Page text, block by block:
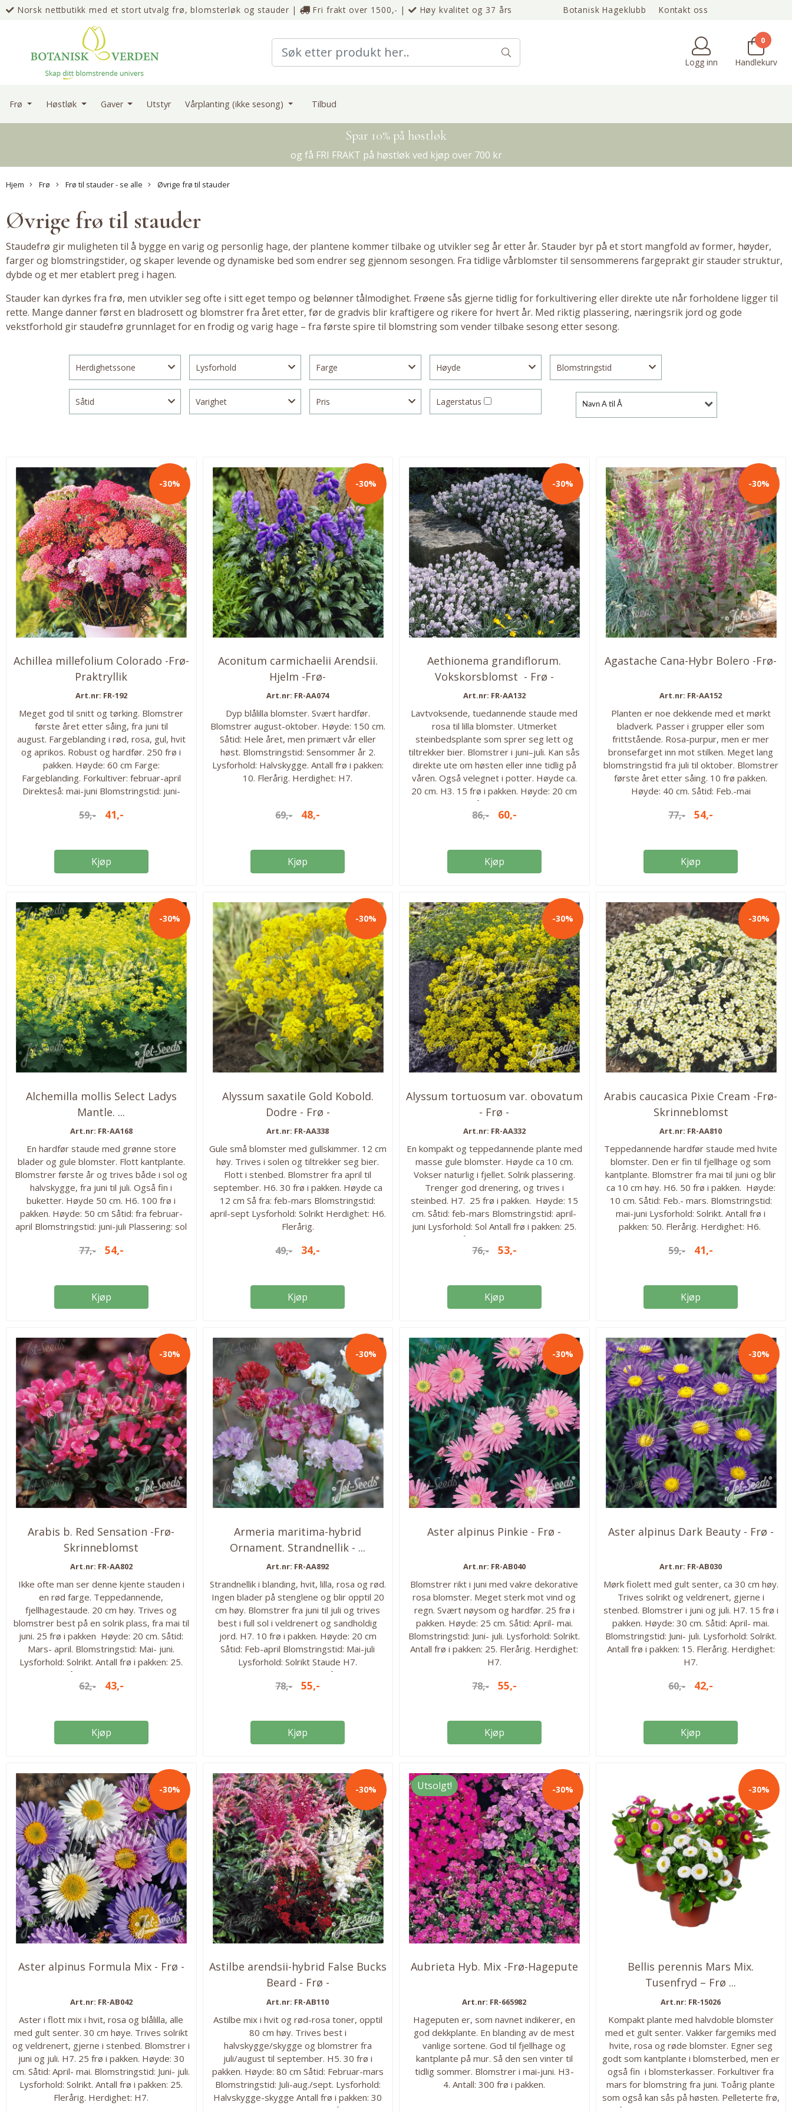
Norsk nettbutikk med et stort utvalg frø, blomsterløk og stauder | Fri frakt over 1500,- |
Høy kvalitet og 37 års
Botanisk Hageklubb
Kontakt oss
Logg inn
0
Handlekurv
Frø Høstløk Gaver Utstyr Vårplanting (ikke sesong) Tilbud
Spar 10% på høstløk
og få FRI FRAKT på høstløk ved kjøp over 700 kr
Hjem Frø Frø til stauder - se alle Øvrige frø til stauder
Øvrige frø til stauder
Staudefrø gir muligheten til å bygge en varig og personlig hage, der plantene kommer tilbake og utvikler seg år etter år. Stauder byr på et stort mangfold av former, høyder,
farger og blomstringstider, og skaper levende og dynamiske bed som endrer seg gjennom sesongen. Fra tidlige vårblomster til sensommerens fargeprakt gir stauder struktur,
dybde og et mer etablert preg i hagen.
Stauder kan dyrkes fra frø, men utvikler seg ofte i sitt eget tempo og belønner tålmodighet. Frøene sås gjerne tidlig for forkultivering eller direkte ute når forholdene ligger til
rette. Mange danner først en bladrosett og blomstrer fra året etter, før de gradvis blir kraftigere og rikere for hvert år. Med riktig plassering, næringsrik jord og gode
vekstforhold gir staudefrø grunnlaget for en frodig og varig hage – fra første spire til blomstring som vender tilbake sesong etter sesong.
Herdighetssone Lysforhold Farge Høyde Blomstringstid
Såtid Varighet Pris Lagerstatus Navn A til Å
-30%
Achillea millefolium Colorado -Frø-
Praktryllik
Art.nr: FR-192
Meget god til snitt og tørking. Blomstrer
første året etter såing, fra juni til
august. Fargeblanding i rød, rosa, gul, hvit
og aprikos. Robust og hardfør. 250 frø i
pakken. Høyde: 60 cm Farge:
Fargeblanding. Forkultiver: februar-april
Direkteså: mai-juni Blomstringstid: juni-
250 stk. Fleråring H6
59,- 41,-
Kjøp
-30%
Aconitum carmichaelii Arendsii.
Hjelm -Frø-
Art.nr: FR-AA074
Dyp blålilla blomster. Svært hardfør.
Blomstrer august-oktober. Høyde: 150 cm.
Såtid: Hele året, men primært vår eller
høst. Blomstringstid: Sensommer år 2.
Lysforhold: Halvskygge. Antall frø i pakken:
10. Flerårig. Herdighet: H7.
69,- 48,-
Kjøp
-30%
Aethionema grandiflorum.
Vokskorsblomst - Frø -
Art.nr: FR-AA132
Lavtvoksende, tuedannende staude med
rosa til lilla blomster. Utmerket
steinbedsplante som sprer seg lett og
tiltrekker bier. Blomstrer i juni–juli. Kan sås
direkte ute om høsten eller inne tidlig på
våren. Også velegnet i potter. Høyde ca.
20 cm. H3. 15 frø i pakken. Høyde: 20 cm
Farge: rosa/lila Såtid: jan-feb evt sept-okt.
Blomstringstid: juni-juli Lysforhold: solrikt
86,- 60,-
Kjøp
-30%
Agastache Cana-Hybr Bolero -Frø-
Art.nr: FR-AA152
Planten er noe dekkende med et mørkt
bladverk. Passer i grupper eller som
frittstående. Rosa-purpur, men er mer
bronsefarget inn mot stilken. Meget lang
blomstringstid fra juli til oktober. Blomstrer
første året etter såing. 10 frø pakken.
Høyde: 40 cm. Såtid: Feb.-mai
Antall frø i pakken: 10. Flerårig. Herdighet:
77,- 54,-
Kjøp
-30%
Alchemilla mollis Select Ladys
Mantle. ...
Art.nr: FR-AA168
En hardfør staude med grønne store
blader og gule blomster. Flott kantplante.
Blomstrer første år og trives både i sol og
halvskygge, fra juni til juli. Også fin i
buketter. Høyde 50 cm. H6. 100 frø i
pakken. Høyde: 50 cm Såtid: fra februar-
april Blomstringstid: juni-juli Plassering: sol
Staude H6.
77,- 54,-
Kjøp
-30%
Alyssum saxatile Gold Kobold.
Dodre - Frø -
Art.nr: FR-AA338
Gule små blomster med gullskimmer. 12 cm
høy. Trives i solen og tiltrekker seg bier.
Flott i stenbed. Blomstrer fra april til
september. H6. 30 frø i pakken. Høyde ca
12 cm Så fra: feb-mars Blomstringstid:
april-sept Lysforhold: Solrikt Herdighet: H6.
Flerårig.
49,- 34,-
Kjøp
-30%
Alyssum tortuosum var. obovatum
- Frø -
Art.nr: FR-AA332
En kompakt og teppedannende plante med
masse gule blomster. Høyde ca 10 cm.
Vokser naturlig i fjellet. Solrik plassering.
Trenger god drenering, og trives i
steinbed. H7. 25 frø i pakken. Høyde: 15
cm. Såtid: feb-mars Blomstringstid: april-
juni Lysforhold: Sol Antall frø i pakken: 25.
Flerårig. Herdighet: H7.
76,- 53,-
Kjøp
-30%
Arabis caucasica Pixie Cream -Frø-
Skrinneblomst
Art.nr: FR-AA810
Teppedannende hardfør staude med hvite
blomster. Den er fin til fjellhage og som
kantplante. Blomstrer fra mai til juni og blir
ca 10 cm høy. H6. 50 frø i pakken. Høyde:
10 cm. Såtid: Feb.- mars. Blomstringstid:
mai-juni Lysforhold: Solrikt. Antall frø i
pakken: 50. Flerårig. Herdighet: H6.
59,- 41,-
Kjøp
-30%
Arabis b. Red Sensation -Frø-
Skrinneblomst
Art.nr: FR-AA802
Ikke ofte man ser denne kjente stauden i
en rød farge. Teppedannende,
fjellhagestaude. 20 cm høy. Trives og
blomstrer best på en solrik plass, fra mai til
juni. 25 frø i pakken Høyde: 20 cm. Såtid:
Mars- april. Blomstringstid: Mai- juni.
Lysforhold: Solrikt. Antall frø i pakken: 25.
Flerårig. Herdighet: H6.
62,- 43,-
Kjøp
-30%
Armeria maritima-hybrid
Ornament. Strandnellik - ...
Art.nr: FR-AA892
Strandnellik i blanding, hvit, lilla, rosa og rød.
Ingen blader på stenglene og blir opptil 20
cm høy. Blomstrer fra juni til juli og trives
best i full sol i veldrenert og sandholdig
jord. H7. 10 frø i pakken. Høyde: 20 cm
Såtid: Feb-april Blomstringstid: Mai-juli
Lysforhold: Solrikt Staude H7.
Insektsvennlig. Flerårig.
78,- 55,-
Kjøp
-30%
Aster alpinus Pinkie - Frø -
Art.nr: FR-AB040
Blomstrer rikt i juni med vakre dekorative
rosa blomster. Meget sterk mot vind og
regn. Svært nøysom og hardfør. 25 frø i
pakken. Høyde: 25 cm. Såtid: April- mai.
Blomstringstid: Juni- juli. Lysforhold: Solrikt.
Antall frø i pakken: 25. Flerårig. Herdighet:
H7.
78,- 55,-
Kjøp
-30%
Aster alpinus Dark Beauty - Frø -
Art.nr: FR-AB030
Mørk fiolett med gult senter, ca 30 cm høy.
Trives solrikt og veldrenert, gjerne i
stenbed. Blomstrer i juni og juli. H7. 15 frø i
pakken. Høyde: 30 cm. Såtid: April- mai.
Blomstringstid: Juni- juli. Lysforhold: Solrikt.
Antall frø i pakken: 15. Flerårig. Herdighet:
H7.
60,- 42,-
Kjøp
-30%
Aster alpinus Formula Mix - Frø -
Art.nr: FR-AB042
Aster i flott mix i hvit, rosa og blålilla, alle
med gult senter. 30 cm høye. Trives solrikt
og veldrenert, gjerne i stenbed. Blomstrer i
juni og juli. H7. 25 frø i pakken. Høyde: 30
cm. Såtid: April- mai. Blomstringstid: Juni- juli.
Lysforhold: Solrikt. Antall frø i pakken: 25.
Flerårig. Herdighet: H7.
-30%
Astilbe arendsii-hybrid False Bucks
Beard - Frø -
Art.nr: FR-AB110
Astilbe mix i hvit og rød-rosa toner, opptil
80 cm høy. Trives best i
halvskygge/skygge og blomstrer fra
juli/august til september. H5. 30 frø i
pakken. Høyde: 80 cm Såtid: Februar-mars
Blomstringstid: Juli-aug./sept. Lysforhold:
Halvskygge-skygge Antall frø i pakken: 30
Utsolgt! -30%
Aubrieta Hyb. Mix -Frø-Hagepute
Art.nr: FR-665982
Hageputen er, som navnet indikerer, en
god dekkplante. En blanding av de mest
vanlige sortene. God til fjellhage og
kantplante på mur. Så den sen vinter til
tidlig sommer. Blomstrer i mai-juni. H3-
4. Antall: 300 frø i pakken.
-30%
Bellis perennis Mars Mix.
Tusenfryd – Frø ...
Art.nr: FR-15026
Kompakt plante med halvdoble blomster
med et gult senter. Vakker fargemiks med
hvite, rosa og røde blomster. Egner seg
godt som kantplante i blomsterbed, men er
også fin i blomsterkasser. Forkultiver fra
mars for blomstring fra juni. Toårig plante
som også kan sås på høsten. Pelleterte frø,